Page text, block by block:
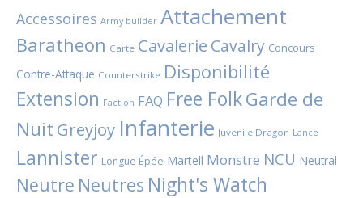
Accessoires Army builder Attachement
Baratheon Carte Cavalerie Cavalry Concours
Contre-Attaque Counterstrike Disponibilité
Extension Faction FAQ Free FolkGarde de
Nuit Greyjoy Infanterie Juvenile Dragon Lance
Lannister Longue Épée Martell Monstre NCU Neutral
Neutre Neutres Night's Watch